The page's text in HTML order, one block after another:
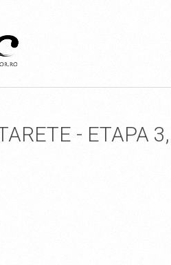
- ETAPA